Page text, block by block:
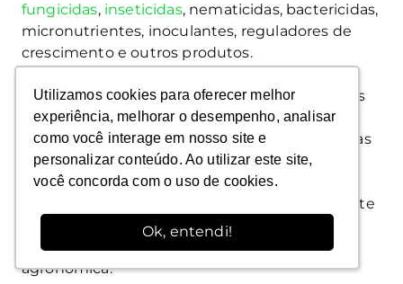
Utilizamos cookies para oferecer melhor
experiência, melhorar o desempenho, analisar
como você interage em nosso site e
personalizar conteúdo. Ao utilizar este site,
você concorda com o uso de cookies.
Ok, entendi!
Utilizamos cookies para oferecer melhor
experiência, melhorar o desempenho, analisar
como você interage em nosso site e
personalizar conteúdo. Ao utilizar este site,
você concorda com o uso de cookies.
Ok, entendi!
fungicidas, inseticidas, nematicidas, bactericidas,
micronutrientes, inoculantes, reguladores de
crescimento e outros produtos.
A escolha dos produtos deve levar em conta as
características das sementes, as condições do
solo, as pragas e doenças presentes na área e as
recomendações técnicas para cada cultivar.
Para a realização correta desta etapa importante
para a cultura do milho, é sempre importante
consultar um profissional da engenharia
agronômica.